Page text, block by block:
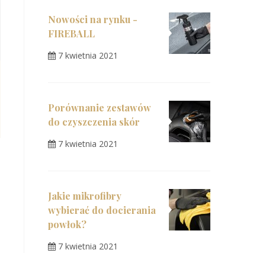
Nowości na rynku -
FIREBALL
7 kwietnia 2021
Porównanie zestawów
do czyszczenia skór
7 kwietnia 2021
Jakie mikrofibry
wybierać do docierania
powłok?
7 kwietnia 2021